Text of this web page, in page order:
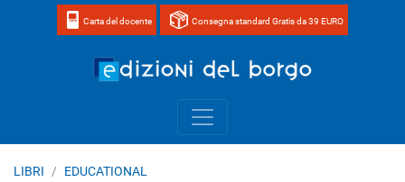
Carta del docente Consegna standard Gratis da 39 EURO
LIBRI
EDUCATIONAL